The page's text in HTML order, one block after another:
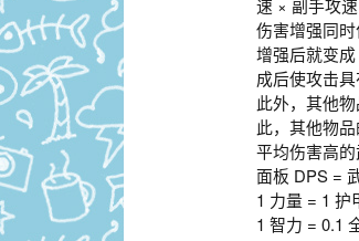
速 × 副手攻
伤害增强同
增强后就变
成后使攻击
此外，其他
此，其他物
平均伤害高
面板 DPS =
1 力量 = 1 护
1 智力 = 0.1